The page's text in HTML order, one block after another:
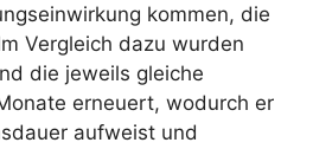
kommen, die
Vergleich dazu wurden
die jeweils gleiche
erneuert, wodurch er
aufweist und